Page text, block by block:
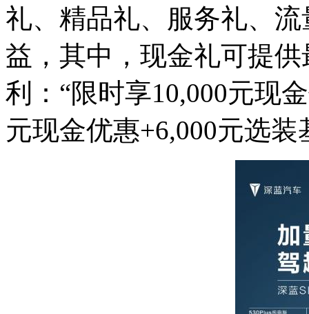
礼、精品礼、服务礼、流
益，其中，现金礼可提
利：“限时享10,000元现
元现金优惠+6,000元选装